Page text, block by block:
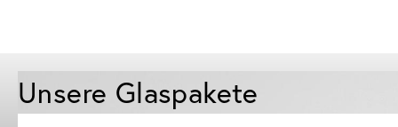
Unsere Glaspakete